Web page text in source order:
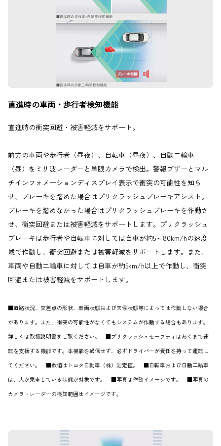
直進時の車両・歩行者検知機能
直進時の衝突回避・被害軽減をサポート。
前方の車両や歩行者（昼夜）、自転車（昼夜）、自動二輪車
（昼）をミリ波レーダーと単眼カメラで検出。警報ブザーとマル
チインフォメーションディスプレイ表示で衝突の可能性を知ら
せ、ブレーキを踏めた場合はプリクラッシュブレーキアシスト。
ブレーキを踏めなかった場合はプリクラッシュブレーキを作動さ
せ、衝突回避または被害軽減をサポートします。プリクラッシュ
ブレーキは歩行者や自転車に対しては自車が約5～80km/hの速度
域で作動し、衝突回避または被害軽減をサポートします。また、
車両や自動二輪車に対しては自車が約5km/h以上で作動し、衝突
回避または被害軽減をサポートします。
■道路状況、交差点の形状、車両状態および天候状態等によっては作動しない場合
があります。また、衝突の可能性がなくてもシステムが作動する場合もあります。
詳しくは取扱説明書をご覧ください。 ■プリクラッシュセーフティはあくまで運
転を支援する機能です。本機能を過信せず、必ずドライバーが責任を持って運転し
てください。 ■数値はトヨタ自動車（株）測定値。 ■自転車および自動二輪車
は、人が乗車している状態が対象です。 ■写真は作動イメージです。 ■写真の
カメラ・レーダーの検知範囲はイメージです。